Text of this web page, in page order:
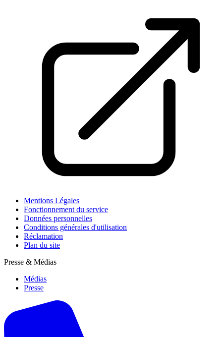
Mentions Légales
Fonctionnement du service
Données personnelles
Conditions générales d'utilisation
Réclamation
Plan du site
Presse & Médias
Médias
Presse